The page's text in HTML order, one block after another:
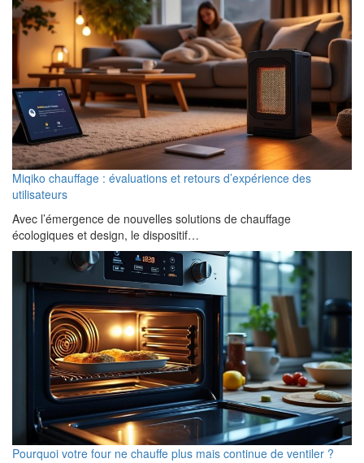
Miqiko chauffage : évaluations et retours d’expérience des
utilisateurs
Avec l’émergence de nouvelles solutions de chauffage
écologiques et design, le dispositif…
Pourquoi votre four ne chauffe plus mais continue de ventiler ?